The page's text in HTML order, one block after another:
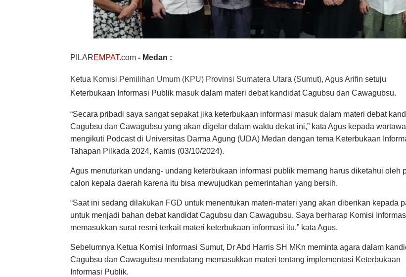
PILAREMPAT.com - Medan :
Ketua Komisi Pemilihan Umum (KPU) Provinsi Sumatera Utara (Sumut), Agus Arifin setuju
Keterbukaan Informasi Publik masuk dalam materi debat kandidat Cagubsu dan Cawagubsu.
“Secara pribadi saya sangat sepakat jika keterbukaan informasi masuk dalam materi debat
Cagubsu dan Cawagubsu yang akan digelar dalam waktu dekat ini,” kata Agus kepada
mengikuti Podcast di Universitas Darma Agung (UDA) Medan dengan tema Keterbukaan
Tahapan Pilkada 2024, Kamis (03/10/2024).
Agus menuturkan undang- undang keterbukaan informasi publik memang harus diketahui oleh
calon kepala daerah karena itu bisa mewujudkan pemerintahan yang bersih.
“Saat ini sedang dilakukan FGD untuk menentukan materi-materi yang akan diberikan kepada
untuk menjadi bahan debat kandidat Cagubsu dan Cawagubsu. Saya berharap Komisi
memasukkan surat resmi terkait materi keterbukaan informasi itu,” kata Agus.
Sebelumnya Ketua Komisi Informasi Sumut, Dr Abd Harris SH MKn meminta agara dalam
Cagubsu dan Cawagubsu mendatang memasukkan materi tentang implementasi Keterbukaan
Informasi Publik.